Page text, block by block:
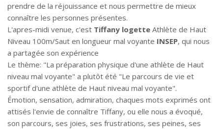
prendre de la réjouissance et nous permettre de mieux
connaître les personnes présentes.
L'apres-midi venue, c'est Tiffany logette Athlète de Haut
Niveau 100m/Saut en longueur mal voyante INSEP, qui nous
a partagée son expérience
Le thème: "La préparation physique d'une athlète de Haut
niveau mal voyante" a plutôt été "Le parcours de vie et
sportif d'une athlète de Haut niveau mal voyante".
Émotion, sensation, admiration, chaques mots exprimés ont
attisés l'envie de connaître Tiffany, ou elle nous a évoqué,
son parcours, ses joies, ses frustrations, ses peines, ses